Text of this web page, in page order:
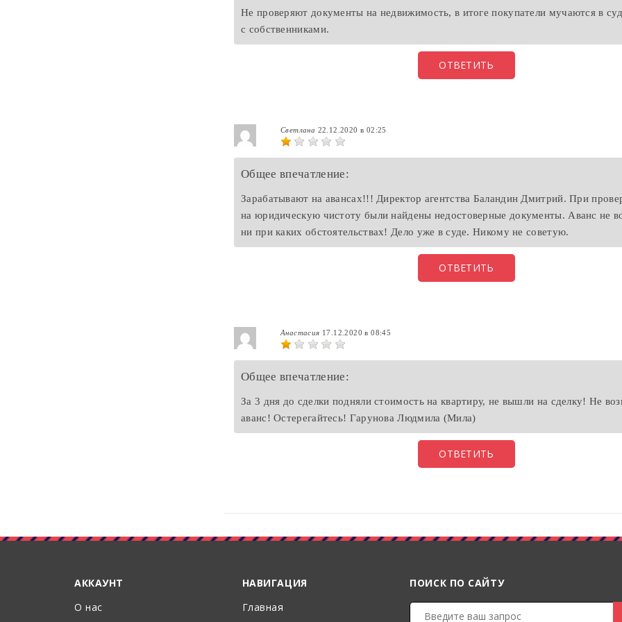
Не проверяют документы на недвижимость, в итоге покупатели мучаются в
с собственниками.
ОТВЕТИТЬ
Светлана 22.12.2020 в 02:25
Общее впечатление:
Зарабатывают на авансах!!! Директор агентства Баландин Дмитрий. При
на юридическую чистоту были найдены недостоверные документы. Аванс не
ни при каких обстоятельствах! Дело уже в суде. Никому не советую.
ОТВЕТИТЬ
Анастасия 17.12.2020 в 08:45
Общее впечатление:
За 3 дня до сделки подняли стоимость на квартиру, не вышли на сделку! Не
аванс! Остерегайтесь! Гарунова Людмила (Мила)
ОТВЕТИТЬ
АККАУНТ
О нас
НАВИГАЦИЯ
Главная
ПОИСК ПО САЙТУ